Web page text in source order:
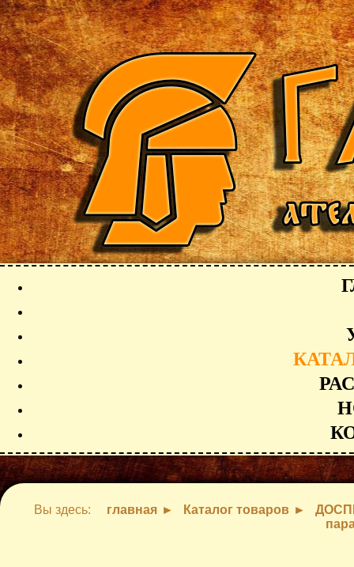
Вы здесь: главная Каталог товаров